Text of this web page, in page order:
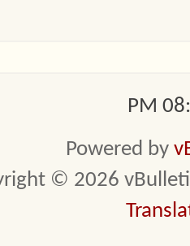
Powered by
© 2026